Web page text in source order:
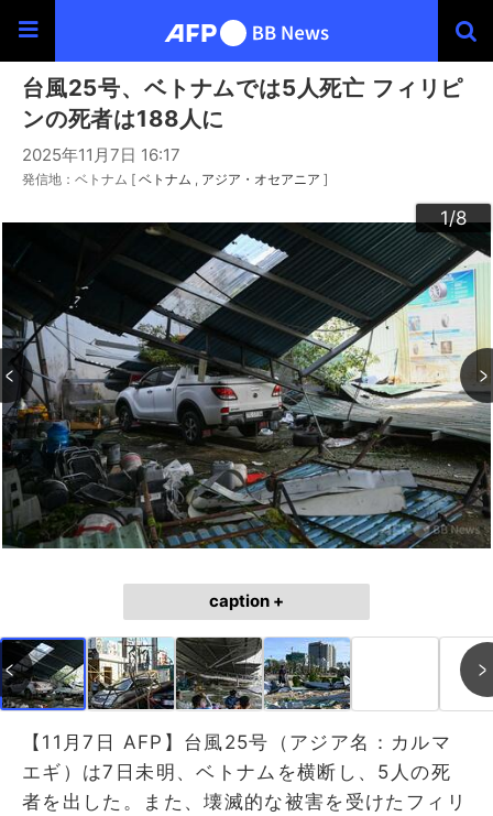
台風25号、ベトナムでは5人死亡 フィリピ
ンの死者は188人に
2025年11月7日 16:17
発信地：ベトナム [ ベトナム アジア・オセアニア ]
1/8
2/8
3/8
4/8
5/8
6/8
7/8
8/8
caption +
【11月7日 AFP】台風25号（アジア名：カルマ
エギ）は7日未明、ベトナムを横断し、5人の死
者を出した。また、壊滅的な被害を受けたフィリ